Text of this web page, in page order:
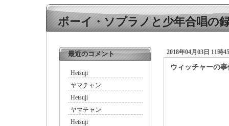
ボーイ・ソプラノと少年合唱の
最近のコメント
Hetsuji
ヤマチャン
Hetsuji
ヤマチャン
Hetsuji
ウィッチャーの
2018年04月03日 11時